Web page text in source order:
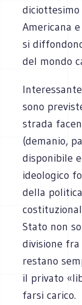
diciottesimo
Americana
si
del mondo
sono
strada
(demanio,
disponibile
ideologico
della
Stato non
divisione
restano
il privato
farsi carico.